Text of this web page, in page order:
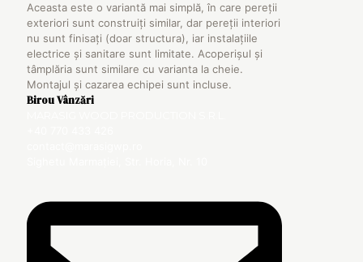
Aceasta este o variantă mai simplă, în care pereții
exteriori sunt construiți similar, dar pereții interiori
nu sunt finisați (doar structura), iar instalațiile
electrice și sanitare sunt limitate. Acoperișul și
tâmplăria sunt similare cu varianta la cheie.
Montajul și cazarea echipei sunt incluse.
Birou Vânzări